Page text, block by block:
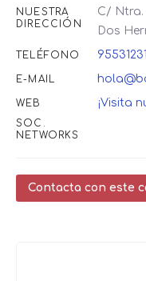
NUESTRA
DIRECCIÓN
C/ Ntra.
Dos
TELÉFONO
E-MAIL
WEB ¡Visita
SOC.
NETWORKS
Contacta con este